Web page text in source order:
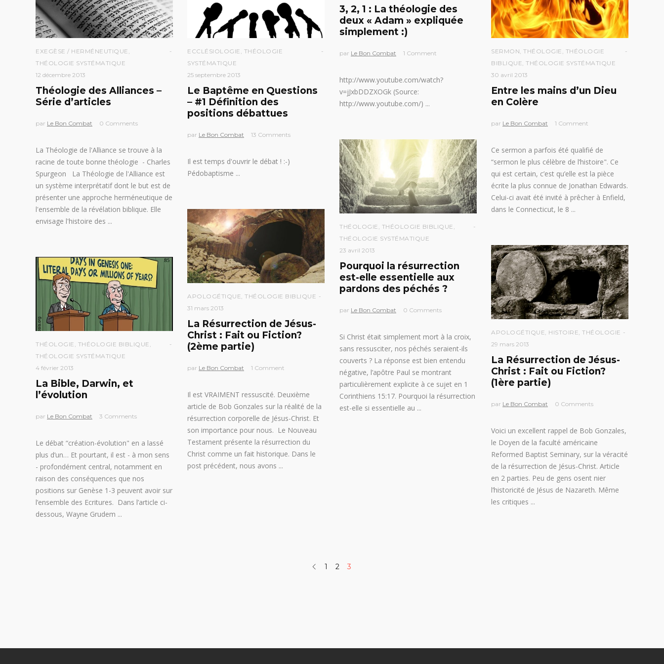
EXEGÈSE / HERMÉNEUTIQUE ,
THÉOLOGIE SYSTÉMATIQUE
12 décembre 2013
Théologie des Alliances –
Série d’articles
par Le Bon Combat 0 Comments
La Théologie de l'Alliance se trouve à la
racine de toute bonne théologie - Charles
Spurgeon La Théologie de l'Alliance est
un système interprétatif dont le but est de
présenter une approche herméneutique de
l'ensemble de la révélation biblique. Elle
envisage l'histoire des
ECCLÉSIOLOGIE , THÉOLOGIE
SYSTÉMATIQUE
25 septembre 2013
Le Baptême en Questions
– #1 Définition des
positions débattues
par Le Bon Combat 13 Comments
Il est temps d'ouvrir le débat ! :-)
Pédobaptisme
3, 2, 1 : La théologie des
deux « Adam » expliquée
simplement :)
par Le Bon Combat 1 Comment
http://www.youtube.com/watch?
v=jJxbDDZXOGk (Source:
http://www.youtube.com/)
SERMON, THÉOLOGIE , THÉOLOGIE
BIBLIQUE, THÉOLOGIE SYSTÉMATIQUE
30 avril 2013
Entre les mains d’un Dieu
en Colère
par Le Bon Combat 1 Comment
Ce sermon a parfois été qualifié de
“sermon le plus célèbre de l’histoire". Ce
qui est certain, c’est qu’elle est la pièce
écrite la plus connue de Jonathan Edwards.
Celui-ci avait été invité à prêcher à Enfield,
dans le Connecticut, le 8
THÉOLOGIE , THÉOLOGIE BIBLIQUE ,
THÉOLOGIE SYSTÉMATIQUE
23 avril 2013
Pourquoi la résurrection
est-elle essentielle aux
pardons des péchés ?
par Le Bon Combat 0 Comments
Si Christ était simplement mort à la croix,
sans ressusciter, nos péchés seraient-ils
couverts ? La réponse est bien entendu
négative, l’apôtre Paul se montrant
particulièrement explicite à ce sujet en 1
Corinthiens 15:17. Pourquoi la résurrection
est-elle si essentielle au
APOLOGÉTIQUE, THÉOLOGIE BIBLIQUE
31 mars 2013
La Résurrection de Jésus-
Christ : Fait ou Fiction?
(2ème partie)
par Le Bon Combat 1 Comment
Il est VRAIMENT ressuscité. Deuxième
article de Bob Gonzales sur la réalité de la
résurrection corporelle de Jésus-Christ. Et
son importance pour nous. Le Nouveau
Testament présente la résurrection du
Christ comme un fait historique. Dans le
post précédent, nous avons
APOLOGÉTIQUE, HISTOIRE, THÉOLOGIE
29 mars 2013
La Résurrection de Jésus-
Christ : Fait ou Fiction?
(1ère partie)
par Le Bon Combat 0 Comments
Voici un excellent rappel de Bob Gonzales,
le Doyen de la faculté américaine
Reformed Baptist Seminary, sur la véracité
de la résurrection de Jésus-Christ. Article
en 2 parties. Peu de gens osent nier
l’historicité de Jésus de Nazareth. Même
les critiques
THÉOLOGIE , THÉOLOGIE BIBLIQUE ,
THÉOLOGIE SYSTÉMATIQUE
4 février 2013
La Bible, Darwin, et
l’évolution
par Le Bon Combat 3 Comments
Le débat “création-évolution" en a lassé
plus d’un… Et pourtant, il est - à mon sens
- profondément central, notamment en
raison des conséquences que nos
positions sur Genèse 1-3 peuvent avoir sur
l’ensemble des Ecritures. Dans l’article ci-
dessous, Wayne Grudem
1 2 3